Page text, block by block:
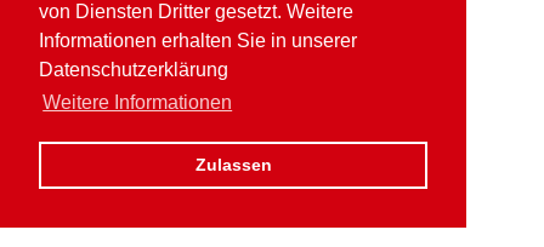
von Diensten Dritter gesetzt. Weitere
Informationen erhalten Sie in unserer
Datenschutzerklärung
Weitere Informationen
Zulassen